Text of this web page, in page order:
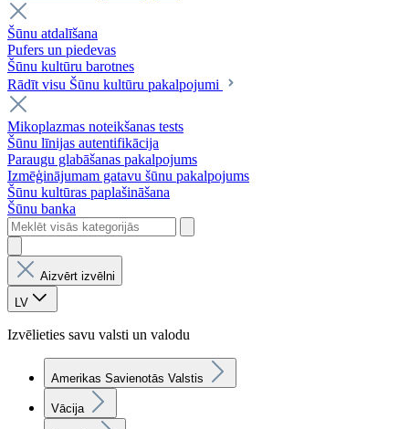
Šūnu atdalīšana
Pufers un piedevas
Šūnu kultūru barotnes
Rādīt visu Šūnu kultūru pakalpojumi
Mikoplazmas noteikšanas tests
Šūnu līnijas autentifikācija
Paraugu glabāšanas pakalpojums
Izmēģinājumam gatavu šūnu pakalpojums
Šūnu kultūras paplašināšana
Šūnu banka
Aizvērt izvēlni
LV
Izvēlieties savu valsti un valodu
Amerikas Savienotās Valstis
Vācija